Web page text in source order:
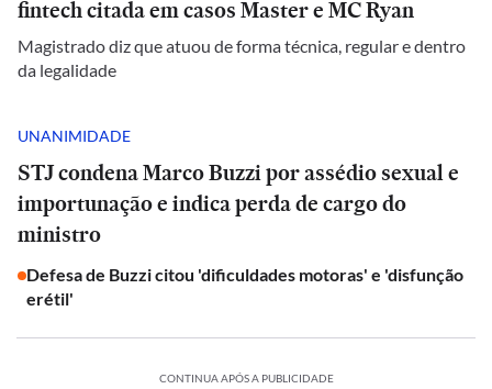
fintech citada em casos Master e MC Ryan
Magistrado diz que atuou de forma técnica, regular e dentro
da legalidade
UNANIMIDADE
STJ condena Marco Buzzi por assédio sexual e
importunação e indica perda de cargo do
ministro
Defesa de Buzzi citou 'dificuldades motoras' e 'disfunção
erétil'
CONTINUA APÓS A PUBLICIDADE